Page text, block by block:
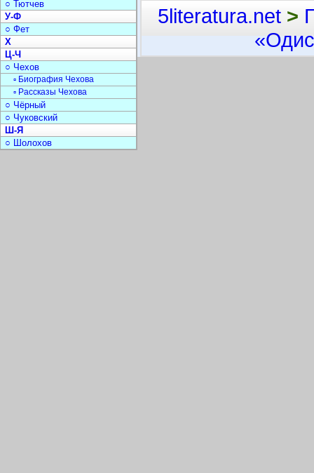
○ Тютчев
У-Ф
○ Фет
Х
Ц-Ч
○ Чехов
▫ Биография Чехова
▫ Рассказы Чехова
○ Чёрный
○ Чуковский
Ш-Я
○ Шолохов
5literatura.net >